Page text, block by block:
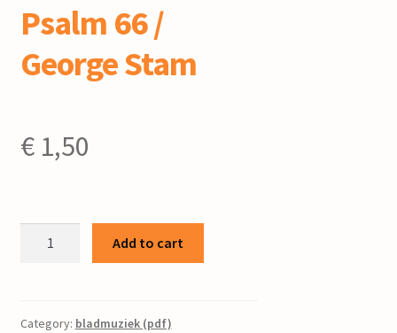
Psalm 66 /
George Stam
€1,50
Stam
Add to cart
Category: bladmuziek (pdf)